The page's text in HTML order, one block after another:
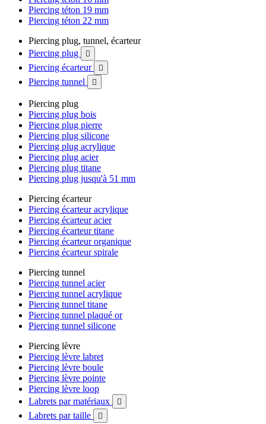
Piercing téton 19 mm
Piercing téton 22 mm
Piercing plug, tunnel, écarteur
Piercing plug

Piercing écarteur 
Piercing tunnel 
Piercing plug
Piercing plug bois
Piercing plug pierre
Piercing plug silicone
Piercing plug acrylique
Piercing plug acier
Piercing plug titane
Piercing plug jusqu'à 51 mm
Piercing écarteur
Piercing écarteur acrylique
Piercing écarteur acier
Piercing écarteur titane
Piercing écarteur organique
Piercing écarteur spirale
Piercing tunnel
Piercing tunnel acier
Piercing tunnel acrylique
Piercing tunnel titane
Piercing tunnel plaqué or
Piercing tunnel silicone
Piercing lèvre
Piercing lèvre labret
Piercing lèvre boule
Piercing lèvre pointe
Piercing lèvre loop
Labrets par matériaux

Labrets par taille 